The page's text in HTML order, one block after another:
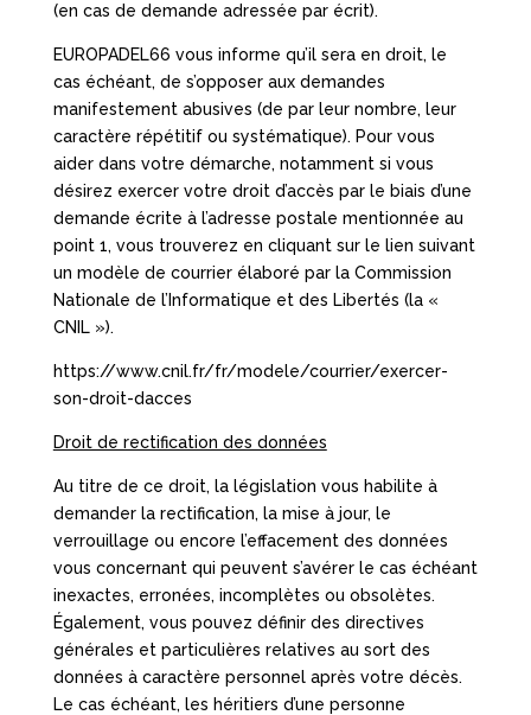
(en cas de demande adressée par écrit).
EUROPADEL66 vous informe qu’il sera en droit, le
cas échéant, de s’opposer aux demandes
manifestement abusives (de par leur nombre, leur
caractère répétitif ou systématique). Pour vous
aider dans votre démarche, notamment si vous
désirez exercer votre droit d’accès par le biais d’une
demande écrite à l’adresse postale mentionnée au
point 1, vous trouverez en cliquant sur le lien suivant
un modèle de courrier élaboré par la Commission
Nationale de l’Informatique et des Libertés (la «
CNIL »).
https://www.cnil.fr/fr/modele/courrier/exercer-
son-droit-dacces
Droit de rectification des données
Au titre de ce droit, la législation vous habilite à
demander la rectification, la mise à jour, le
verrouillage ou encore l’effacement des données
vous concernant qui peuvent s’avérer le cas échéant
inexactes, erronées, incomplètes ou obsolètes.
Également, vous pouvez définir des directives
générales et particulières relatives au sort des
données à caractère personnel après votre décès.
Le cas échéant, les héritiers d’une personne